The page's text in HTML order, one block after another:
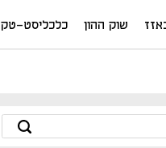
שוק ההון כלכליסט-טק